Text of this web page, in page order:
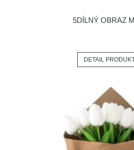
5DÍLNÝ OBRAZ
DETAIL